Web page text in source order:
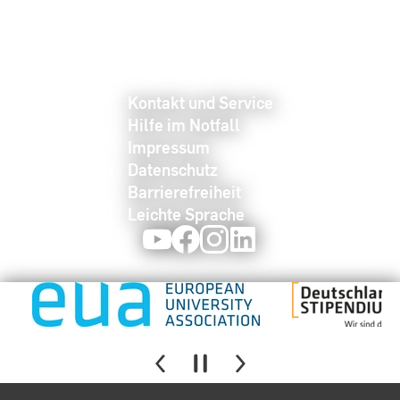
Kontakt und Service
Hilfe im Notfall
Impressum
Datenschutz
Barrierefreiheit
Leichte Sprache
YoutubeFacebookInstagram